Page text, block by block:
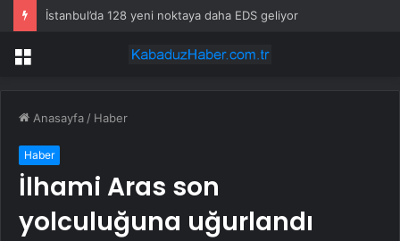
İstanbul’da 128 yeni noktaya daha EDS geliyor
Menü
Anasayfa / Haber
Haber
İlhami Aras son
yolculuğuna uğurlandı